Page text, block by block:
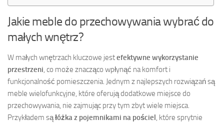
Jakie meble do przechowywania wybrać do
małych wnętrz?
W małych wnętrzach kluczowe jestefektywne wykorzystanie
przestrzeni, co może znacząco wpłynąć na komfort i
funkcjonalność pomieszczenia. Jednym z najlepszych rozwiązań są
meble wielofunkcyjne, które oferują dodatkowe miejsce do
przechowywania, nie zajmując przy tym zbyt wiele miejsca.
Przykładem sąłóżka z pojemnikami na pościel, które sprytnie